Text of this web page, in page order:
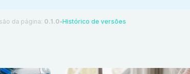
da página: 0.1.0 ●Histórico de versões